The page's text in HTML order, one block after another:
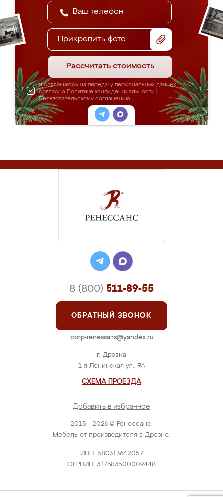
Прикрепить фото
Рассчитать стоимость
Я соглашаюсь на передачу персональных данных
согласно Политике конфиденциальности
Пользовательскому соглашению
2015 - 2026 © Ренессанс.
Мебель от производителя в Дрезне.
ИНН: 580313642057
ОГРНИП: 317583500009448
г. Дрезна
1-я Ленинская ул., 7А
СХЕМА ПРОЕЗДА
Добавить в избранное
8 (800) 511-89-55
ОБРАТНЫЙ ЗВОНОК
corp-renessans@yandex.ru